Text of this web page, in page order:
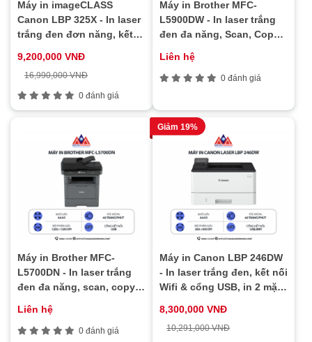
Máy in imageCLASS
Canon LBP 325X - In laser
trắng đen đơn năng, kết
đảo mặt tự động, in tốc độ
cao
9,200,000 VNĐ
16,990,000 VNĐ
0 đánh giá
Máy in Brother MFC-
L5900DW - In laser trắng
đen đa năng, Scan, Copy,
nối WIFI & mạng LAN
Liên hệ
0 đánh giá
Máy in Brother MFC-
L5700DN - In laser trắng
đen đa năng, scan, copy,
nối cổng USB & mạng LAN
Liên hệ
0 đánh giá
Giảm 19%
Máy in Canon LBP 246DW
- In laser trắng đen, kết nối
Wifi & cổng USB, in 2 mặt
8,300,000 VNĐ
10,291,000 VNĐ